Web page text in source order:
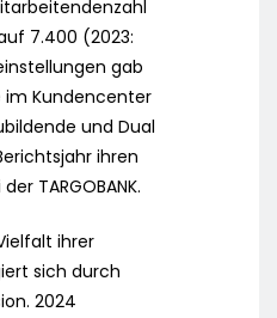
7.400 (2023:
gab
im Kundencenter
und Dual
ihren
TARGOBANK.
ihrer
sich durch
2024